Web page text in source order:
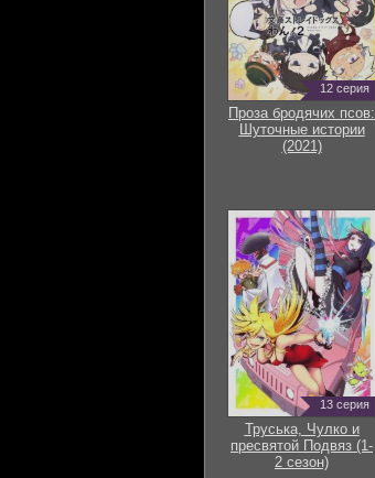
12 серия
Проза бродячих псов:
Шуточные истории
(2021)
13 серия
Труська, Чулко и
пресвятой Подвяз (1-
2 сезон)